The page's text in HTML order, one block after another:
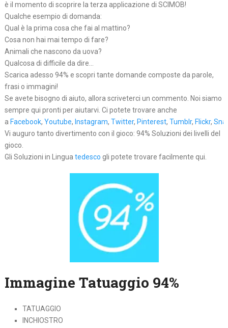
è il momento di scoprire la terza applicazione di SCIMOB!
Qualche esempio di domanda:
Qual è la prima cosa che fai al mattino?
Cosa non hai mai tempo di fare?
Animali che nascono da uova?
Qualcosa di difficile da dire…
Scarica adesso 94% e scopri tante domande composte da parole,
frasi o immagini!
Se avete bisogno di aiuto, allora scriveterci un commento. Noi siamo
sempre qui pronti per aiutarvi. Ci potete trovare anche
a Facebook, Youtube, Instagram, Twitter, Pinterest, Tumblr, Flickr,
Vi auguro tanto divertimento con il gioco: 94% Soluzioni dei livelli del
gioco.
Gli Soluzioni in Lingua tedesco gli potete trovare facilmente qui.
Immagine Tatuaggio 94%
TATUAGGIO
INCHIOSTRO